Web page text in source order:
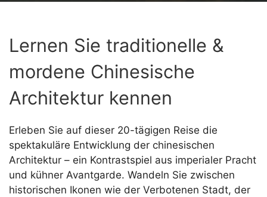
Lernen Sie traditionelle &
mordene Chinesische
Architektur kennen
Erleben Sie auf dieser 20-tägigen Reise die
spektakuläre Entwicklung der chinesischen
Architektur – ein Kontrastspiel aus imperialer Pracht
und kühner Avantgarde. Wandeln Sie zwischen
historischen Ikonen wie der Verbotenen Stadt, der